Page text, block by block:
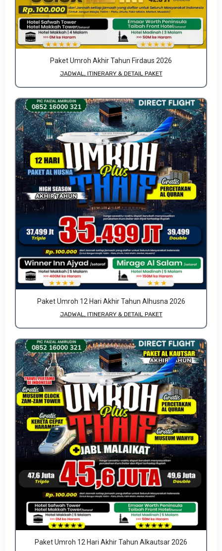
Paket Umroh Akhir Tahun Firdaus 2026
JADWAL, ITINERARY & DETAIL PAKET
Paket Umroh 12 Hari Akhir Tahun Alhusna 2026
JADWAL, ITINERARY & DETAIL PAKET
Paket Umroh 12 Hari Akhir Tahun Alkautsar 2026